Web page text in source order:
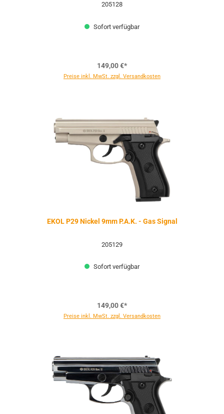
205128
Sofort verfügbar
149,00 €*
Preise inkl. MwSt. zzgl. Versandkosten
EKOL P29 Nickel 9mm P.A.K. - Gas Signal
205129
Sofort verfügbar
149,00 €*
Preise inkl. MwSt. zzgl. Versandkosten